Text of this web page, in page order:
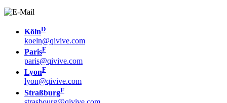
KölnD
koeln@qivive.com
ParisF
paris@qivive.com
LyonF
lyon@qivive.com
StraßburgF